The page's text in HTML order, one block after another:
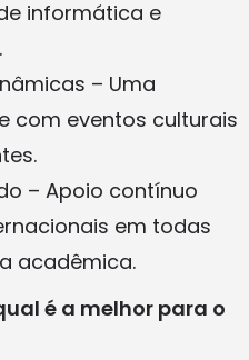
informática e
– Uma
com eventos culturais
– Apoio contínuo
em todas
acadêmica.
é a melhor para o